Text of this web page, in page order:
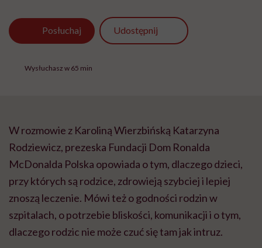
Posłuchaj Udostępnij
Wysłuchasz w 65 min
W rozmowie z Karoliną Wierzbińską Katarzyna
Rodziewicz, prezeska Fundacji Dom Ronalda
McDonalda Polska opowiada o tym, dlaczego dzieci,
przy których są rodzice, zdrowieją szybciej i lepiej
znoszą leczenie. Mówi też o godności rodzin w
szpitalach, o potrzebie bliskości, komunikacji i o tym,
dlaczego rodzic nie może czuć się tam jak intruz.